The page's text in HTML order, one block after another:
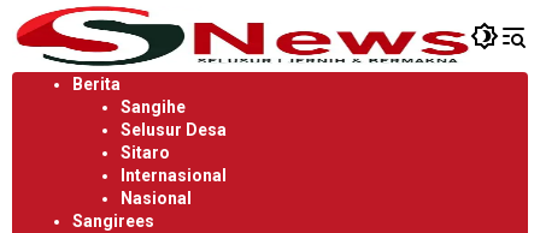
Langsung
ke
konten
Berita
Sangihe
Selusur Desa
Sitaro
Internasional
Nasional
Sangirees